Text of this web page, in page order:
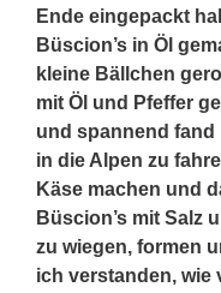
Ende eingepackt
Büscion’s in Öl
kleine Bällchen
mit Öl und Pfeffer
und spannend fand
in die Alpen zu
Käse machen und
Büscion’s mit Salz
zu wiegen, formen
ich verstanden, wie